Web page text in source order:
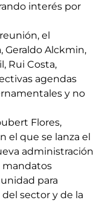
interés por
el
Geraldo Alckmin,
Rui Costa,
agendas
y no
Flores,
que se lanza el
administración
mandatos
para
sector y de la